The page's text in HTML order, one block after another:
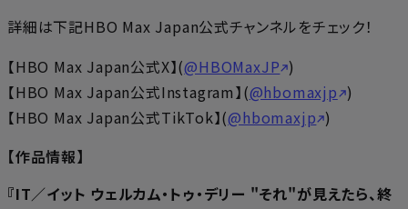
詳細は下記HBO Max Japan公式チャンネルをチェック！
【HBO Max Japan公式X】(@HBOMaxJP )
【HBO Max Japan公式Instagram】(@hbomaxjp )
【HBO Max Japan公式TikTok】(@hbomaxjp )
【作品情報】
『IT／イット ウェルカム・トゥ・デリー "それ"が見えたら、終